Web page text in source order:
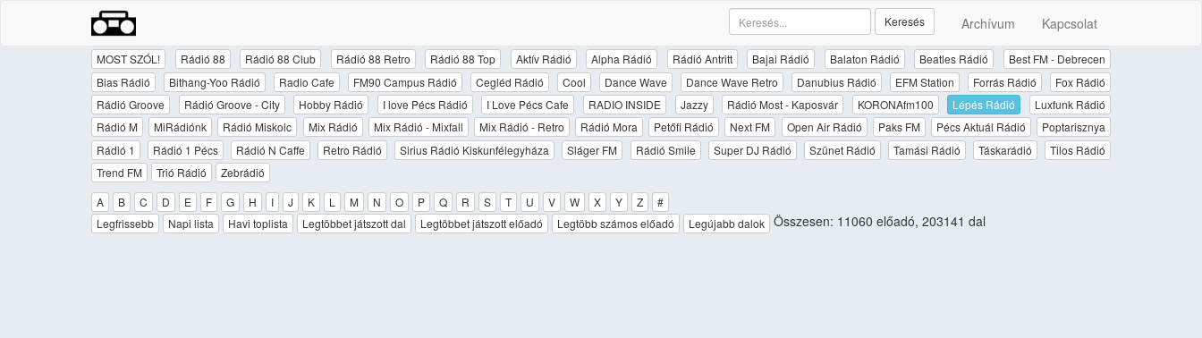
Archívum Kapcsolat
Keresés
MOST SZÓL! Rádió 88 Rádió 88 Club Rádió 88 Retro Rádió 88 Top Aktív Rádió Alpha Rádió Rádió Antritt Bajai Rádió Balaton Rádió Beatles Rádió
Best FM - Debrecen
Bias Rádió
Bithang-Yoo Rádió Radio Cafe FM90 Campus Rádió Cegléd Rádió Cool Dance Wave Dance Wave Retro Danubius Rádió EFM Station Forrás Rádió
Fox Rádió
Rádió Groove
Rádió Groove - City Hobby Rádió I love Pécs Rádió I Love Pécs Cafe RADIO INSIDE Jazzy Rádió Most - Kaposvár KORONAfm100 Lépés Rádió
Luxfunk Rádió
Rádió M
MiRádiónk Rádió Miskolc Mix Rádió Mix Rádió - Mixfall Mix Rádió - Retro Rádió Mora Petőfi Rádió Next FM Open Air Rádió Paks FM Pécs Aktuál Rádió
Poptarisznya
Rádió 1
Rádió 1 Pécs Rádió N Caffe Retro Rádió Sirius Rádió Kiskunfélegyháza Sláger FM Rádió Smile Super DJ Rádió Szünet Rádió Tamási Rádió Táskarádió
Tilos Rádió
Trend FM
Trió Rádió
Zebrádió
A
B C D E F G H I J K L M N O P Q R S T U V W X Y Z
#
Legfrissebb
Napi lista Havi toplista Legtöbbet játszott dal Legtöbbet játszott előadó Legtöbb számos előadó Legújabb dalok Összesen: 11060 előadó, 203141 dal